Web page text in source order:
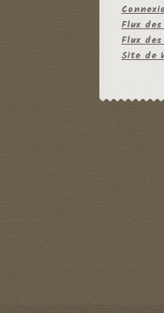
Flux
Flux
Site de